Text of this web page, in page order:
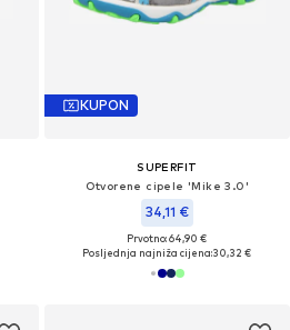
KUPON
SUPERFIT
Otvorene cipele 'Mike 3.0'
34,11 €
Prvotno: 64,90 €
Posljednja najniža cijena:30,32 €